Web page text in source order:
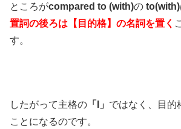
ところがcompared to (with)の to(with)
置詞の後ろは【目的格】の名詞を置く
す。
したがって主格の 「I」 ではなく、目的
ことになるのです。